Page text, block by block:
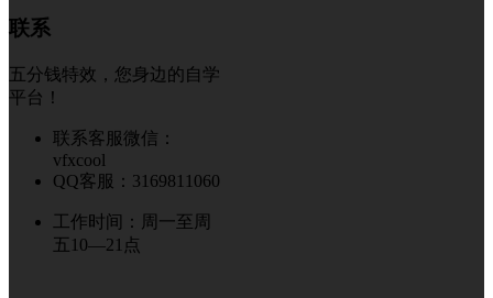
联系
五分钱特效，您身边的自学
平台！
联系客服微信：
vfxcool
QQ客服：3169811060
工作时间：周一至周
五10—21点